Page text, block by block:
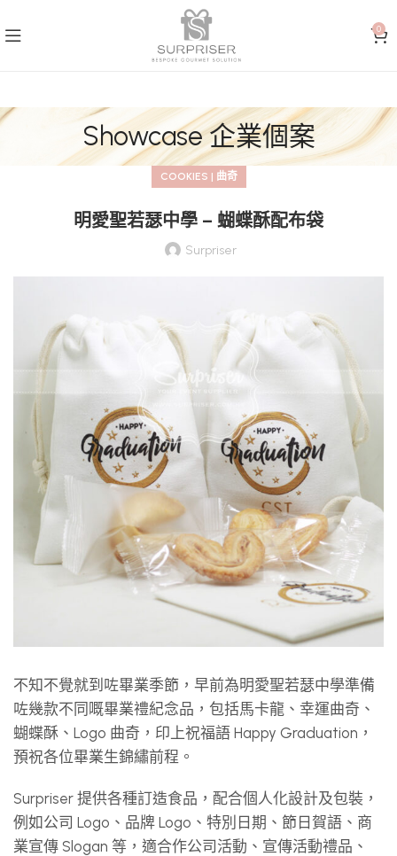
0
Showcase 企業個案
COOKIES | 曲奇
明愛聖若瑟中學 – 蝴蝶酥配布袋
Surpriser
不知不覺就到咗畢業季節，早前為明愛聖若瑟中學準備
咗幾款不同嘅畢業禮紀念品，包括馬卡龍、幸運曲奇、
蝴蝶酥、Logo 曲奇，印上祝福語 Happy Graduation，
預祝各位畢業生錦繡前程。
Surpriser 提供各種訂造食品，配合個人化設計及包裝，
例如公司 Logo、品牌 Logo、特別日期、節日賀語、商
業宣傳 Slogan 等，適合作公司活動、宣傳活動禮品、